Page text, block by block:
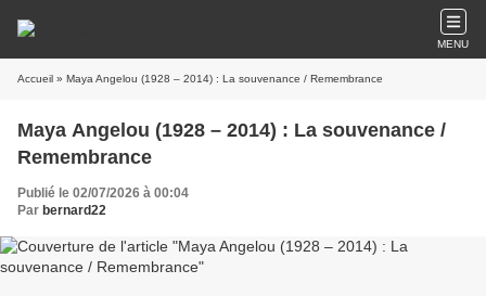
MENU
Accueil » Maya Angelou (1928 – 2014) : La souvenance / Remembrance
Maya Angelou (1928 – 2014) : La souvenance /
Remembrance
Publié le 02/07/2026 à 00:04
Par bernard22